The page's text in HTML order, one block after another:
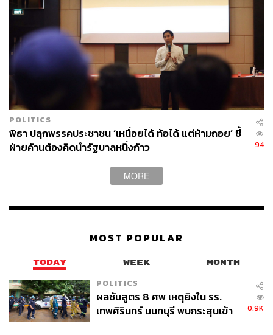
POLITICS
พิธา ปลุกพรรคประชาชน ‘เหนื่อยได้ ท้อได้ แต่ห้ามถอย’ ชี้
ฝ่ายค้านต้องคิดนำรัฐบาลหนึ่งก้าว
94
MORE
MOST POPULAR
TODAY WEEK MONTH
POLITICS
ผลชันสูตร 8 ศพ เหตุยิงใน รร.
เทพศิรินทร์ นนทบุรี พบกระสุนเข้า
0.9K